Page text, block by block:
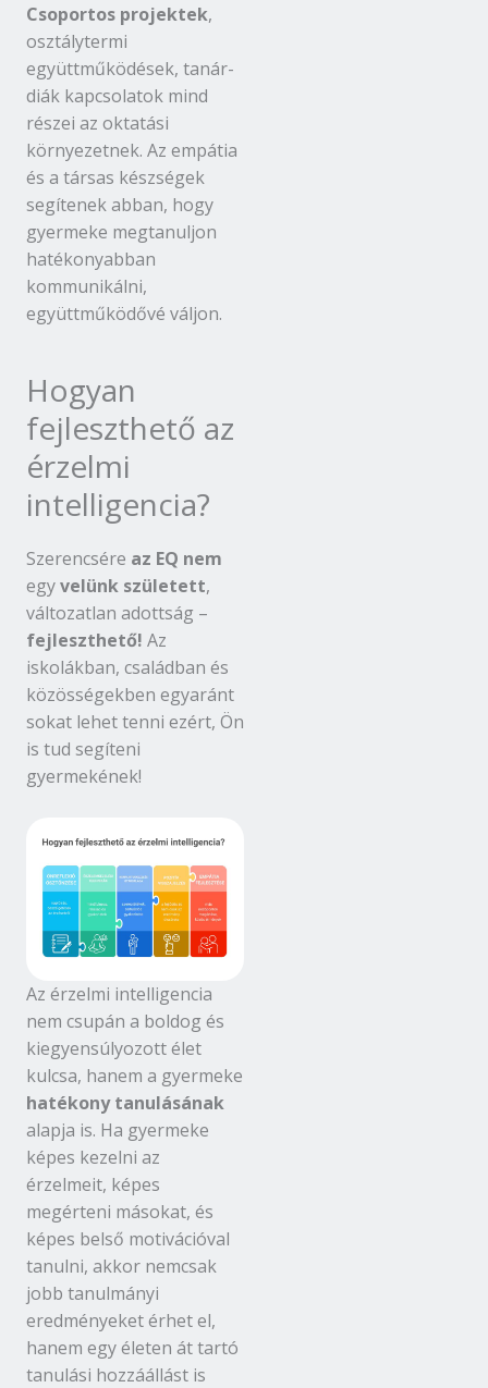
Csoportos projektek,
osztálytermi
együttműködések, tanár-
diák kapcsolatok mind
részei az oktatási
környezetnek. Az empátia
és a társas készségek
segítenek abban, hogy
gyermeke megtanuljon
hatékonyabban
kommunikálni,
együttműködővé váljon.
Hogyan
fejleszthető az
érzelmi
intelligencia?
Szerencsére az EQ nem
egyvelünk született,
változatlan adottság –
fejleszthető! Az
iskolákban, családban és
közösségekben egyaránt
sokat lehet tenni ezért, Ön
is tud segíteni
gyermekének!
Az érzelmi intelligencia
nem csupán a boldog és
kiegyensúlyozott élet
kulcsa, hanem a gyermeke
hatékony tanulásának
alapja is. Ha gyermeke
képes kezelni az
érzelmeit, képes
megérteni másokat, és
képes belső motivációval
tanulni, akkor nemcsak
jobb tanulmányi
eredményeket érhet el,
hanem egy életen át tartó
tanulási hozzáállást is